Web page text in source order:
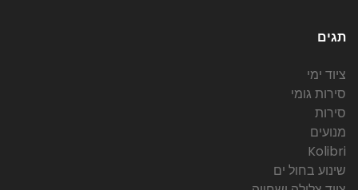
תגים
ציוד ימי
סירות גומי
סירות
מנועים
Kolibri
שינוע בחול ים